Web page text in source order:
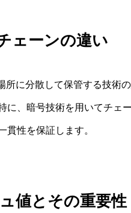
ェーンの違い
に分散して保管する技術
、暗号技術を用いてチェ
貫性を保証します。
値とその重要性